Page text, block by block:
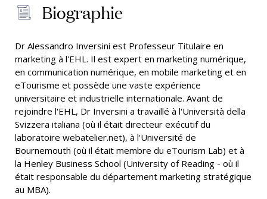
Biographie
Dr Alessandro Inversini est Professeur Titulaire en
marketing à l'EHL. Il est expert en marketing numérique,
en communication numérique, en mobile marketing et en
eTourisme et possède une vaste expérience
universitaire et industrielle internationale. Avant de
rejoindre l'EHL, Dr Inversini a travaillé à l'Università della
Svizzera italiana (où il était directeur exécutif du
laboratoire webatelier.net), à l'Université de
Bournemouth (où il était membre du eTourism Lab) et à
la Henley Business School (University of Reading - où il
était responsable du département marketing stratégique
au MBA).